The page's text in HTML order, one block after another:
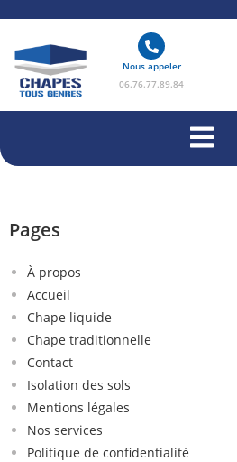
Nous appeler
06.76.77.89.84
Pages
À propos
Accueil
Chape liquide
Chape traditionnelle
Contact
Isolation des sols
Mentions légales
Nos services
Politique de confidentialité